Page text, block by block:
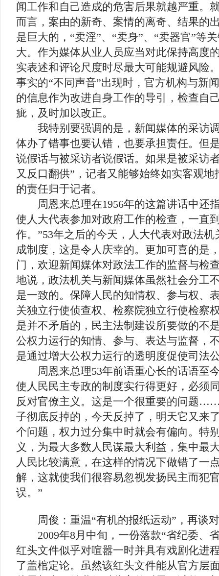
闻工作和自己造成的危害后果就越严重。
而言，案由的新奇、案情的离奇、结果的
是巨大的，“卖淫”、“卖身”、“卖器官”等
大。作为媒体从业人员应当对此保持高度
实表述和评论尺度时尽最大可能规避风险
事实的“不同声音”出现时，官方机构与新
的信息作为改进自身工作的导引，检查自
疵，及时加以改正。
我特别要强调的是，新闻媒体的采访
体办了错事也要认错，也要承担责任。但
说假话与被采访者说假话。如果是被采访
又反口翻供”，记者又能够始终如实客观
的责任归于记者。
周恩来总理在1956年的这篇讲话中还
使人大代表参加对政府工作的检查，一直
作。”53年之后的今天，人大代表对政法
成制度，这是令人庆幸的。更加可喜的是
门，欢迎新闻媒体对政法工作的监督与检
地说，政法机关与新闻媒体虽然社会分工
是一致的。保障人民的知情权、参与权、
关独立行使侦查权、检察院独立行使检察
是并不矛盾的，民主法制建设所要做的不
公权力运行的知情、参与、表达与监督，
是通过增大公权力运行的透明度促使司法
周恩来总理53年前语重心长的话语至
使人民民主专政的制度实行得更好，必须
反对官僚主义。这是一个很重要的问题
子彻底反掉的，今天反掉了，明天它又来
个问题，权力过分集中时就会有偏向。特
义，为最大多数人民谋最大利益，集中最
人民比较满意，在这样的情况下做错了一
解，这就使我们很容易忽视发扬民主而犯
误。”
周俊：重温“有机的报纸运动”，再谈
2009年8月中旬，一份落款“省纪委、
红头文件似乎对喧嚣一时并具有戏剧化进
了盖棺定论。虽然该红头文件能从官方层